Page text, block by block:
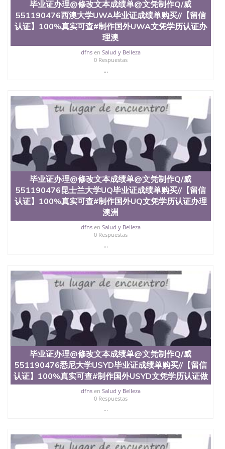
料； 5、等待结果，完成结果书留服直接邮寄给客户
6、客户确认收到结果，付余款。 我们对海外大学及
学院的毕业证成绩单所使用的材料，尺寸大小，防伪
结构（包括：水印，阴影底纹，钢印LOGO烫金烫
银，LOGO烫金烫银复合重叠。 文字图案浮雕，激光
镭射，紫外荧光，温感，复印防伪）都有原版本文凭
业证，录取通知书，在读证明等相关材料）的版本更
新信息， 能够在时间掌握的海外学历文凭的样版，尺
寸大小，纸张材质，防伪技术等等，并在时间收集到
原版实物，以求达到客户的需求。 我们的优势： 我
们在保证合理定价的同时，坚持较高性价比，通过品
质和效率不断优化，为您倾情诠释什么是高性价比。
咨询顾问：Sam q/微信:551190476 Q/微
信:551190476办理毕业证成绩单、教育部认证,录取通
知书，雅思，留学回国证明.
公司专业制作、办理、仿制、成绩单文凭、改成绩、
教育部学历学位认证、毕业证、成绩单、文凭、学历
文凭、假文凭假毕业证假学历书制作、假制作、办
理、仿制学位证书、毕业证文凭、文凭毕业证、毕业
证认证、留服认证、使馆认证、使馆证明、使馆留学
回国人员证明、留学生认证、学历认证、文凭认证学
位认证、留学生学历认证、留学生学位认证、英国文
551190476 圣何塞州立大学毕业证（San Jose State
University）圣何塞州立大学毕业证（San Jose State
University）圣何塞州立大学毕业证（San Jose State
University）圣何塞州立大学成绩单（San Jose State
University）圣何塞州立大学成绩单（ San Jose State
University）圣何塞州立大学成绩单（San Jose State
University）成绩单圣何塞州立大学文凭（San Jose
State University）圣何塞州立大学（San Jose State
University）圣何塞州立大学（San Jose State
University）圣何塞州立大学（ San Jose State
University）圣何塞州立大学（San Jose State
University）圣何塞州立大学文凭（San Jose State
University）圣何塞州立大学文凭（San Jose State
University）文凭圣何塞州立大学文凭（San Jose
State University）圣何塞州立大学学历（ San Jose
State University）圣 塞州立大学学历（San Jose
毕业证办理@修改文本成绩单@文凭制作Q/威
551190476西澳大学UWA毕业证成绩单购买//【留信
认证】100%真实可查#制作国外UWA文凭学历认证办
理澳
dfnsen Salud y Belleza
0 Respuestas
...
毕业证办理@修改文本成绩单@文凭制作Q/威
551190476昆士兰大学UQ毕业证成绩单购买//【留信
认证】100%真实可查#制作国外UQ文凭学历认证办理
澳洲
dfnsen Salud y Belleza
0 Respuestas
...
毕业证办理@修改文本成绩单@文凭制作Q/威
551190476悉尼大学USYD毕业证成绩单购买//【留信
认证】100%真实可查#制作国外USYD文凭学历认证做
dfnsen Salud y Belleza
0 Respuestas
...